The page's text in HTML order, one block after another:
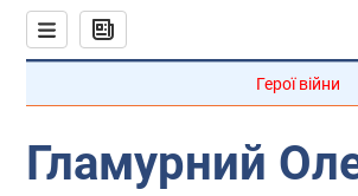
Герої війни
Гламурний